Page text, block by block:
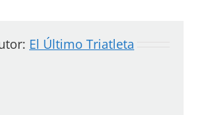
El Último Triatleta